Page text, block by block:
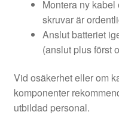
Montera ny
skruvar är
Anslut batteriet
(anslut plus först
Vid osäkerhet eller om
komponenter
utbildad personal.